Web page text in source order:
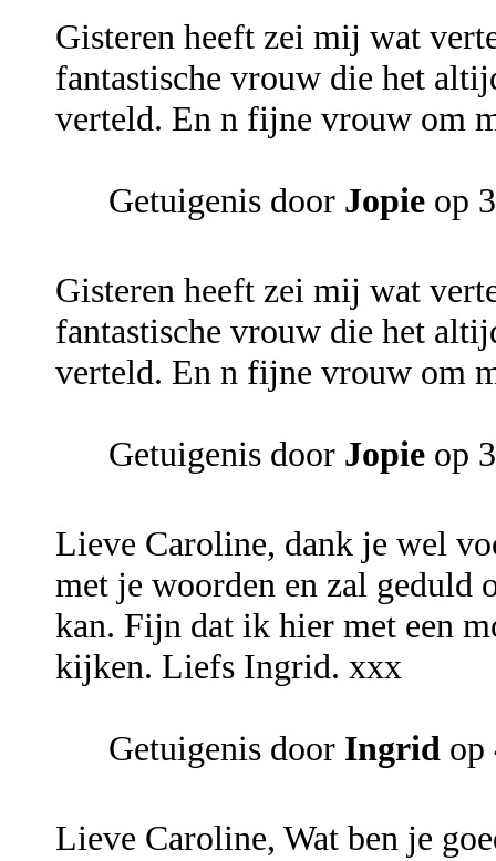
Gisteren heeft zei mij wat
fantastische vrouw die het
verteld. En n fijne vrouw om
Getuigenis door Jopie op
Gisteren heeft zei mij wat
fantastische vrouw die het
verteld. En n fijne vrouw om
Getuigenis door Jopie op
Lieve Caroline, dank je wel
met je woorden en zal geduld
kan. Fijn dat ik hier met een
kijken. Liefs Ingrid. xxx
Getuigenis door Ingrid op
Lieve Caroline, Wat ben je